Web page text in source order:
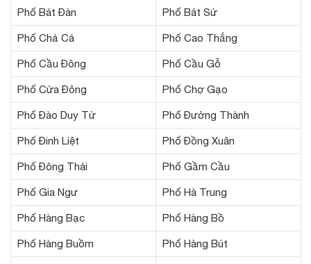
Phố Bát Đàn Phố Bát Sứ
Phố Chả Cá Phố Cao Thắng
Phố Cầu Đông Phố Cầu Gỗ
Phố Cửa Đông Phố Chợ Gạo
Phố Đào Duy Từ Phố Đường Thành
Phố Đinh Liệt Phố Đồng Xuân
Phố Đông Thái Phố Gầm Cầu
Phố Gia Ngư Phố Hà Trung
Phố Hàng Bạc Phố Hàng Bồ
Phố Hàng Buồm Phố Hàng Bút